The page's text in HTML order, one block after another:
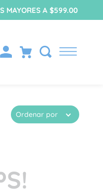
MAYORES A $599.00
Ordenar por